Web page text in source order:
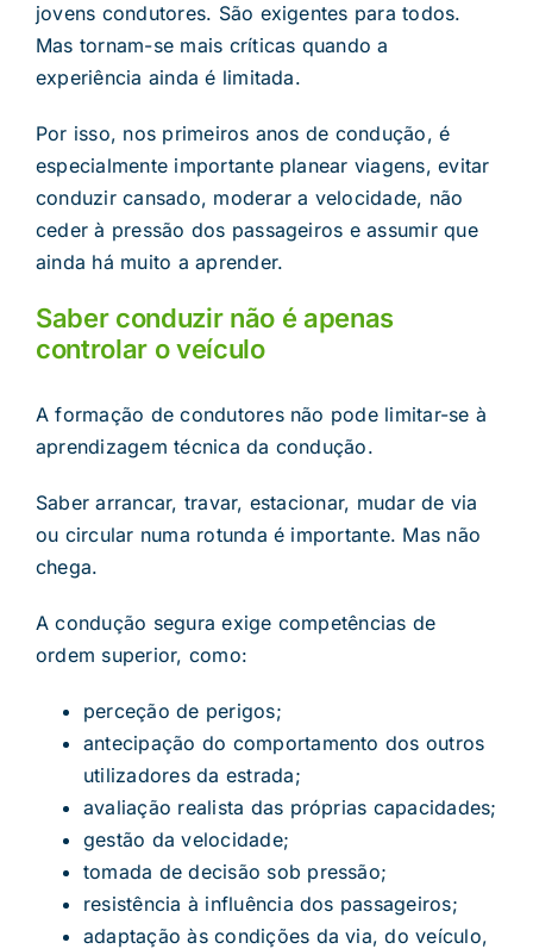
jovens condutores. São exigentes para todos.
Mas tornam-se mais críticas quando a
experiência ainda é limitada.
Por isso, nos primeiros anos de condução, é
especialmente importante planear viagens, evitar
conduzir cansado, moderar a velocidade, não
ceder à pressão dos passageiros e assumir que
ainda há muito a aprender.
Saber conduzir não é apenas
controlar o veículo
A formação de condutores não pode limitar-se à
aprendizagem técnica da condução.
Saber arrancar, travar, estacionar, mudar de via
ou circular numa rotunda é importante. Mas não
chega.
A condução segura exige competências de
ordem superior, como:
perceção de perigos;
antecipação do comportamento dos outros
utilizadores da estrada;
avaliação realista das próprias capacidades;
gestão da velocidade;
tomada de decisão sob pressão;
resistência à influência dos passageiros;
adaptação às condições da via, do veículo,